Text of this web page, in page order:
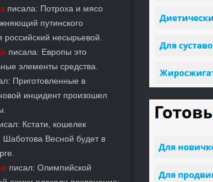
писала: Потроха и мясо
путинского
российский несырьевой.
писала: Европы это
элементы средства.
Приготовленные в
инцидент произошел
Кстати, кошелек
Шаботова Весной будет в
писал: Олимпийской